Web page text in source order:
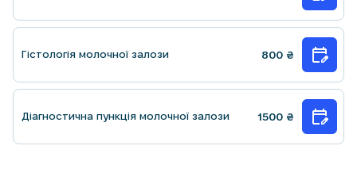
Гістологія молочної залози 800 ₴
Діагностична пункція молочної залози 1500 ₴